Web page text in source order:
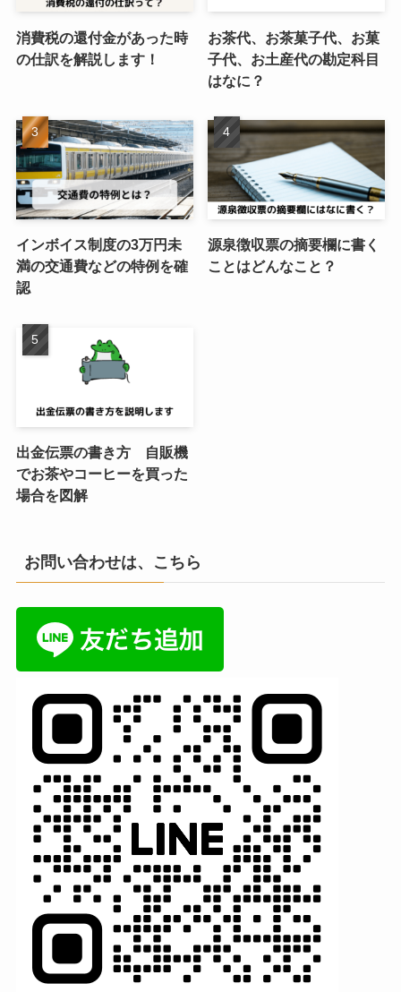
消費税の還付金があった時
の仕訳を解説します！
お茶代、お茶菓子代、お菓
子代、お土産代の勘定科目
はなに？
インボイス制度の3万円未
満の交通費などの特例を確
認
源泉徴収票の摘要欄に書く
ことはどんなこと？
出金伝票の書き方 自販機
でお茶やコーヒーを買った
場合を図解
お問い合わせは、こちら